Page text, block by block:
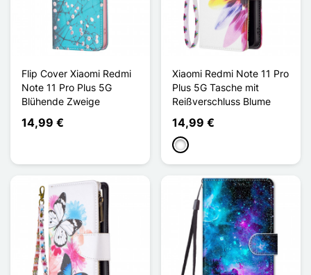
Flip Cover Xiaomi Redmi
Note 11 Pro Plus 5G
Blühende Zweige
14,99 €
Xiaomi Redmi Note 11 Pro
Plus 5G Tasche mit
Reißverschluss Blume
14,99 €
Weiß